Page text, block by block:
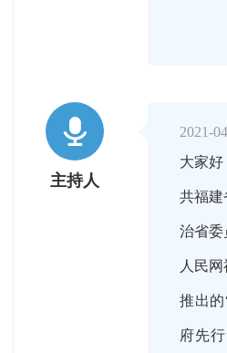

主持人
2021-
大家好
共福建
治省委
人民
推出
府先